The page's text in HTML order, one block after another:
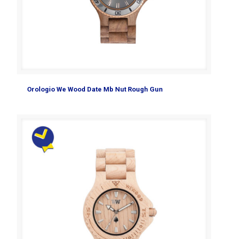
Orologio We Wood Date Mb Nut Rough Gun